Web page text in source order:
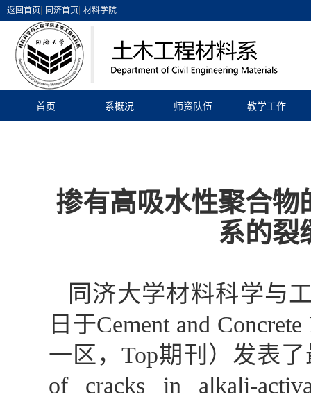
返回首页 同济首页 材料学院
首页 系概况 师资队伍 教学工作
掺有高吸水性聚合
系的裂
同济大学材料科学与
日于Cement and Concrete
一区，Top期刊）发表
of cracks in alkali-